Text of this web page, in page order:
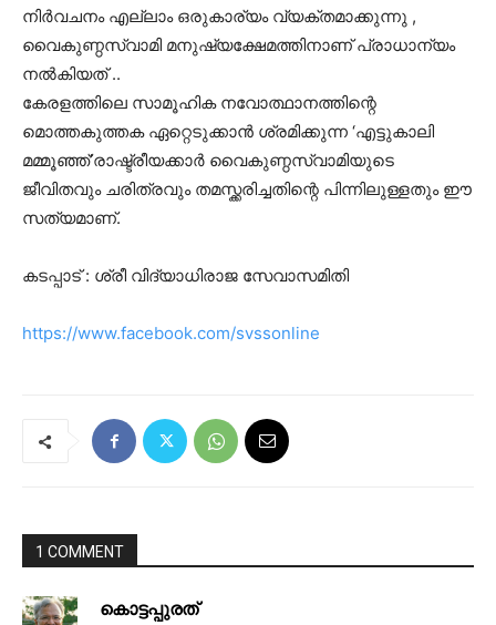
നിര്‍വചനം എല്ലാം ഒരുകാര്യം വ്യക്തമാക്കുന്നു ,
വൈകുണ്ഠസ്വാമി മനുഷ്യക്ഷേമത്തിനാണ് പ്രാധാന്യം
നല്‍കിയത് ..
കേരളത്തിലെ സാമൂഹിക നവോത്ഥാനത്തിന്റെ
മൊത്തകുത്തക ഏറ്റെടുക്കാന്‍ ശ്രമിക്കുന്ന ‘എട്ടുകാലി
മമ്മൂഞ്ഞ്’രാഷ്ട്രീയക്കാര്‍ വൈകുണ്ഠസ്വാമിയുടെ
ജീവിതവും ചരിത്രവും തമസ്ക്കരിച്ചതിന്റെ പിന്നിലുള്ളതും ഈ
സത്യമാണ്.
കടപ്പാട് : ശ്രീ വിദ്യാധിരാജ സേവാസമിതി
https://www.facebook.com/svssonline
1 COMMENT
കൊട്ടപ്പുരത്‌